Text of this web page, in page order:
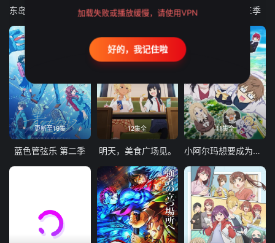
东岛丹三郎想成为假面骑士 古诺希亚 致不灭的你 第三季
更新至19集
蓝色管弦乐 第二季
12集全
明天，美食广场见。
11集全
小阿尔玛想要成为家人
加载失败或播放缓慢，请使用VPN
好的，我记住啦